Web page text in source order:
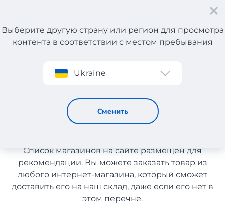
Регистрация
Выберите другую страну или регион для просмотра
контента в соответствии с местом пребывания
Ukraine
Сменить
Духи с Германии с доставкой в Узбекистан
Духи с Германии с доставкой
в Узбекистан
Список магазинов на сайте размещен для
рекомендации. Вы можете заказать товар из
любого интернет-магазина, который сможет
доставить его на наш склад, даже если его нет в
этом перечне.